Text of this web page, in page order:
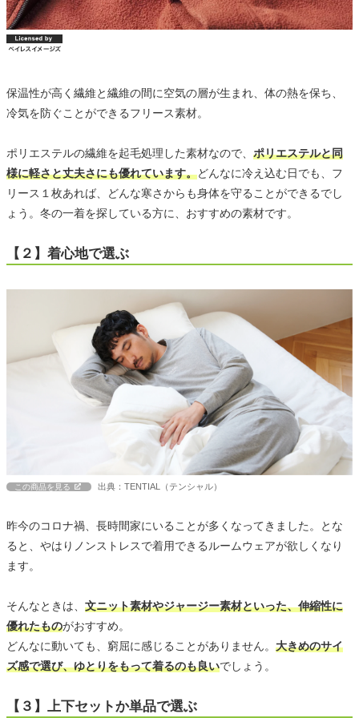
保温性が高く繊維と繊維の間に空気の層が生まれ、体の熱を保ち、
冷気を防ぐことができるフリース素材。
ポリエステルの繊維を起毛処理した素材なので、 ポリエステルと同
様に軽さと丈夫さにも優れています。どんなに冷え込む日でも、フ
リース１枚あれば、どんな寒さからも身体を守ることができるでし
ょう。冬の一着を探している方に、おすすめの素材です。
【２】着心地で選ぶ
この商品を見る 出典：TENTIAL（テンシャル）
昨今のコロナ禍、長時間家にいることが多くなってきました。とな
ると、やはりノンストレスで着用できるルームウェアが欲しくなり
ます。
そんなときは、 文ニット素材やジャージー素材といった、伸縮性に
優れたものがおすすめ。
どんなに動いても、窮屈に感じることがありません。 大きめのサイ
ズ感で選び、ゆとりをもって着るのも良いでしょう。
【３】上下セットか単品で選ぶ